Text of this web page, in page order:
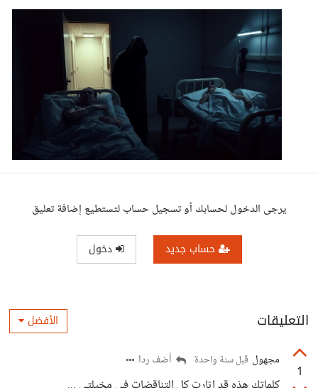
يرجى الدخول لحسابك أو تسجيل حساب لتستطيع إضافة تعليق
حساب جديد دخول
التعليقات الأفضل
1
مجهول قبل سنة واحدة أضف ردا